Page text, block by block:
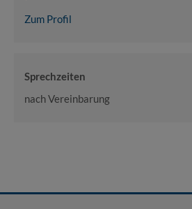
Zum Profil
Sprechzeiten
nach Vereinbarung